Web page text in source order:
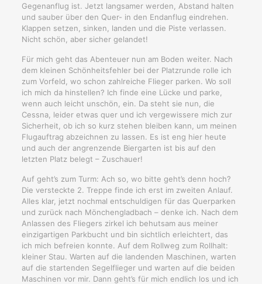
Gegenanflug ist. Jetzt langsamer werden, Abstand halten
und sauber über den Quer- in den Endanflug eindrehen.
Klappen setzen, sinken, landen und die Piste verlassen.
Nicht schön, aber sicher gelandet!
Für mich geht das Abenteuer nun am Boden weiter. Nach
dem kleinen Schönheitsfehler bei der Platzrunde rolle ich
zum Vorfeld, wo schon zahlreiche Flieger parken. Wo soll
ich mich da hinstellen? Ich finde eine Lücke und parke,
wenn auch leicht unschön, ein. Da steht sie nun, die
Cessna, leider etwas quer und ich vergewissere mich zur
Sicherheit, ob ich so kurz stehen bleiben kann, um meinen
Flugauftrag abzeichnen zu lassen. Es ist eng hier heute
und auch der angrenzende Biergarten ist bis auf den
letzten Platz belegt – Zuschauer!
Auf geht’s zum Turm: Ach so, wo bitte geht’s denn hoch?
Die versteckte 2. Treppe finde ich erst im zweiten Anlauf.
Alles klar, jetzt nochmal entschuldigen für das Querparken
und zurück nach Mönchengladbach – denke ich. Nach dem
Anlassen des Fliegers zirkel ich behutsam aus meiner
einzigartigen Parkbucht und bin sichtlich erleichtert, das
ich mich befreien konnte. Auf dem Rollweg zum Rollhalt:
kleiner Stau. Warten auf die landenden Maschinen, warten
auf die startenden Segelflieger und warten auf die beiden
Maschinen vor mir. Dann geht’s für mich endlich los und ich